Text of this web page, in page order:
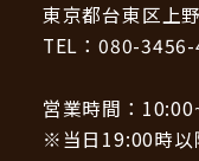
東京都台東区上
TEL： 080-3456-
営業時間：
※当日19:00時以